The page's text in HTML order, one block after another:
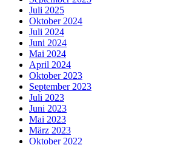
Juli 2025
Oktober 2024
Juli 2024
Juni 2024
Mai 2024
April 2024
Oktober 2023
September 2023
Juli 2023
Juni 2023
Mai 2023
März 2023
Oktober 2022